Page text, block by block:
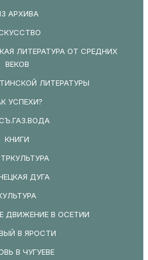
АРХИВА
ЛИТЕРАТУРА ОТ СРЕДНИХ
ВЕКОВ
ЛИТЕРАТУРЫ
УСПЕХИ?
КНИГИ
ДУГА
ДВИЖЕНИЕ В ОСЕТИИ
В ЯРОСТИ
В ЧУГУЕВЕ